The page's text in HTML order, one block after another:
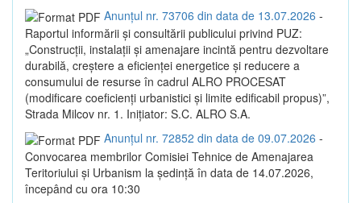
Anunțul nr. 73706 din data de 13.07.2026 -
Raportul informării și consultării publicului privind PUZ:
„Construcții, instalații și amenajare incintă pentru dezvoltare
durabilă, creștere a eficienței energetice și reducere a
consumului de resurse în cadrul ALRO PROCESAT
(modificare coeficienți urbanistici și limite edificabil propus)”,
Strada Milcov nr. 1. Inițiator: S.C. ALRO S.A.
Anunțul nr. 72852 din data de 09.07.2026 -
Convocarea membrilor Comisiei Tehnice de Amenajarea
Teritoriului și Urbanism la ședință în data de 14.07.2026,
începând cu ora 10:30